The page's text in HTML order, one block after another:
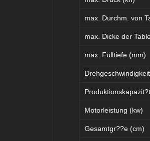
max. Durchm. von
max. Dicke der
max. Fülltiefe (mm)
Motorleistung (kw)
Gesamtgr??e (cm)